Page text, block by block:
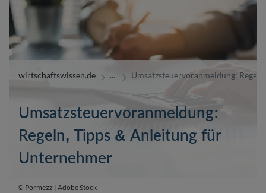
wirtschaftswissen.de Umsatzsteuervoranmeldung:
Umsatzsteuervoranmeldung:
Regeln, Tipps & Anleitung für
Unternehmer
© Pormezz | Adobe Stock